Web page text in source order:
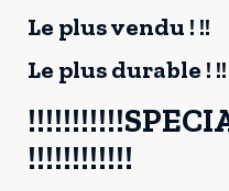
Le plus vendu ! !!
Le plus durable ! !!
!!!!!!!!!!!!